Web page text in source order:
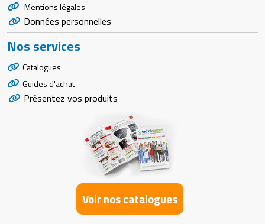
Mentions légales
Données personnelles
Nos services
Catalogues
Guides d'achat
Présentez vos produits
Voir nos catalogues